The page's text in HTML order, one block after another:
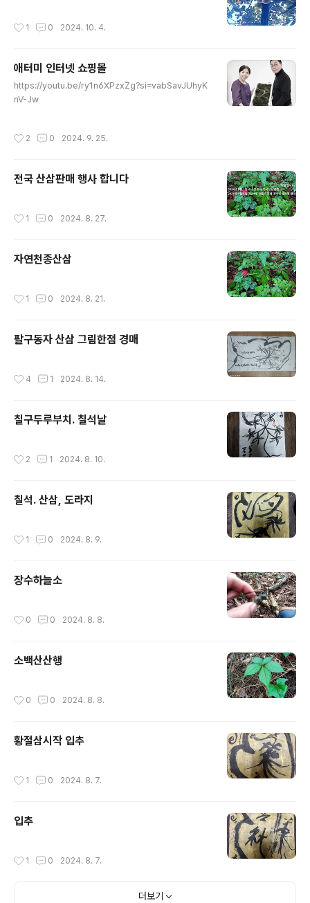
1 0 2024. 10. 4.
애터미 인터넷 쇼핑몰
https://youtu.be/ry1n6XPzxZg?si=vabSavJUhyK
nV-Jw
2 0 2024. 9. 25.
전국 산삼판매 행사 합니다
1 0 2024. 8. 27.
자연천종산삼
1 0 2024. 8. 21.
팔구동자 산삼 그림한점 경매
4 1 2024. 8. 14.
칠구두루부치. 칠석날
2 1 2024. 8. 10.
칠석. 산삼, 도라지
1 0 2024. 8. 9.
장수하늘소
0 0 2024. 8. 8.
소백산산행
0 0 2024. 8. 8.
황절삼시작 입추
1 0 2024. 8. 7.
입추
1 0 2024. 8. 7.
더보기